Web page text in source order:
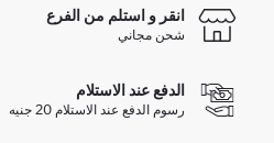
انقر و استلم من الفرع
شحن مجاني
الدفع عند الاستلام
رسوم الدفع عند الاستلام 20 جنيه